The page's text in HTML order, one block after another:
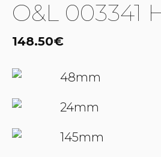
O&L 003341
148.50€
48mm
24mm
145mm